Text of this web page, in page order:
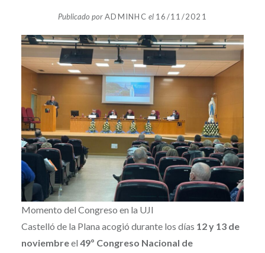
Publicado porADMINHC el 16/11/2021
Momento del Congreso en la UJI
Castelló de la Plana acogió durante los días 12 y 13 de
noviembreel 49º Congreso Nacional de